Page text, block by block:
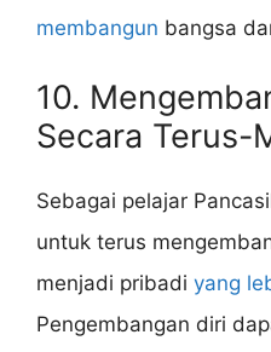
membangun bangsa
10.
Secara Terus-
Sebagai pelajar
untuk terus
menjadi pribadi yang
Pengembangan diri